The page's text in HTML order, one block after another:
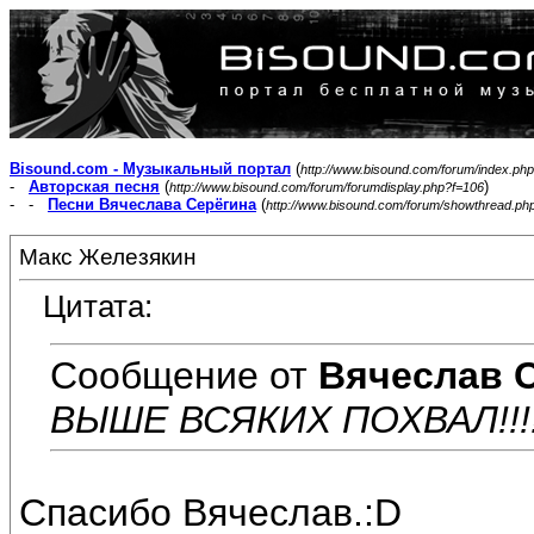
Bisound.com - Музыкальный портал (http://www.bisound.com/forum/index.php
- Авторская песня (http://www.bisound.com/forum/forumdisplay.php?f=106)
- -
Песни Вячеслава Серёгина(http://www.bisound.com/forum/
Макс Железякин
Цитата:
Сообщение от Вячеслав
ВЫШЕ ВСЯКИХ
Спасибо Вячеслав.:D